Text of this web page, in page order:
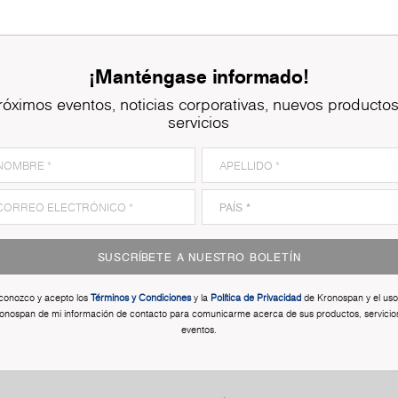
¡Manténgase informado!
eventos, noticias corporativas, nuevos
servicios
SUSCRÍBETE A NUESTRO BOLETÍN
y acepto los Términos y Condicionesy la Política de Privacidadde Kronospan y el
de mi información de contacto para comunicarme acerca de sus productos,
eventos.